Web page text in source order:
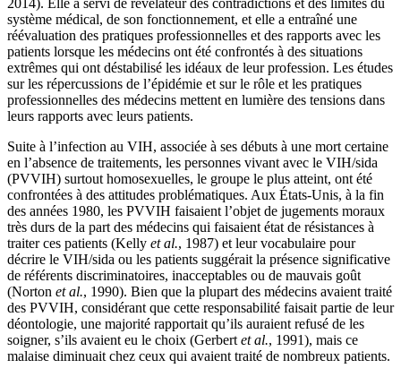
système médical, de son fonctionnement, et elle a entraîné une
réévaluation des pratiques professionnelles et des rapports avec les
patients lorsque les médecins ont été confrontés à des situations
extrêmes qui ont déstabilisé les idéaux de leur profession. Les études
sur les répercussions de l’épidémie et sur le rôle et les pratiques
professionnelles des médecins mettent en lumière des tensions dans
leurs rapports avec leurs patients.
Suite à l’infection au VIH, associée à ses débuts à une mort certaine
en l’absence de traitements, les personnes vivant avec le VIH/sida
(PVVIH) surtout homosexuelles, le groupe le plus atteint, ont été
confrontées à des attitudes problématiques. Aux États-Unis, à la fin
des années 1980, les PVVIH faisaient l’objet de jugements moraux
très durs de la part des médecins qui faisaient état de résistances à
traiter ces patients (Kelly et al., 1987) et leur vocabulaire pour
décrire le VIH/sida ou les patients suggérait la présence significative
de référents discriminatoires, inacceptables ou de mauvais goût
(Norton et al., 1990). Bien que la plupart des médecins avaient traité
des PVVIH, considérant que cette responsabilité faisait partie de leur
déontologie, une majorité rapportait qu’ils auraient refusé de les
soigner, s’ils avaient eu le choix (Gerbert et al., 1991), mais ce
malaise diminuait chez ceux qui avaient traité de nombreux patients.